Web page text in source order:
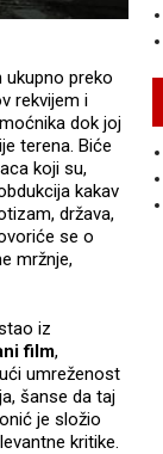
ukupno preko
rekvijem i
dok joj
terena. Biće
koji su,
kakav
država,
se o
mržnje,
iz
film,
umreženost
šanse da taj
je složio
kritike.